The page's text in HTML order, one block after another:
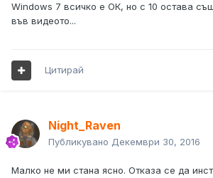
Windows 7 всичко е ОК, но с 10 остава
във видеото...
Цитирай
Night_Raven
Публикувано Декември 30, 2016
Малко не ми стана ясно. Отказа се да